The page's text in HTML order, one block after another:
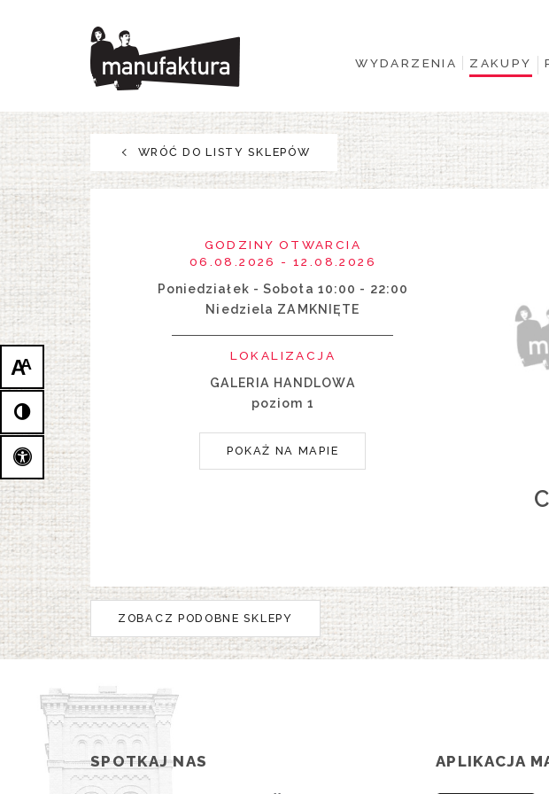
AA
WYDARZENIA ZAKUPY
WYDARZENIA
ZAKUPY
PROMOCJE
ROZRYWKA
RESTAURACJE
PLAN
O NAS
WRÓĆ DO LISTY SKLEPÓW
GODZINY OTWARCIA
06.08.2026 - 12.08.2026
Poniedziałek - Sobota 10:00 - 22:00
Niedziela ZAMKNIĘTE
LOKALIZACJA
GALERIA HANDLOWA
poziom 1
POKAŻ NA MAPIE
ZOBACZ PODOBNE SKLEPY
SPOTKAJ NAS APLIKACJA